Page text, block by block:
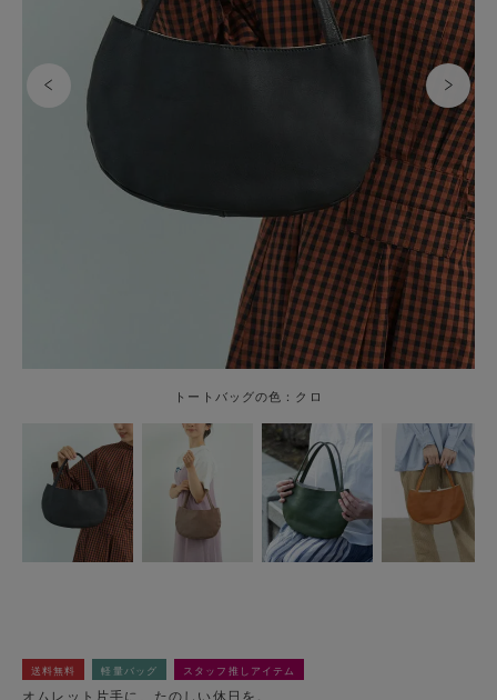
トートバッグの色：クロ
送料無料 軽量バッグ スタッフ推しアイテム
オムレット片手に、たのしい休日を。